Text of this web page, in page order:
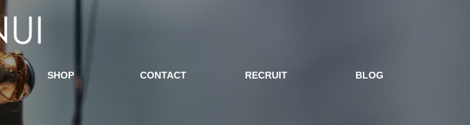
SHOP CONTACT RECRUIT BLOG